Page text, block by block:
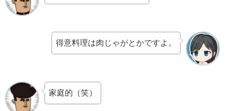
得意料理は肉じゃがとかですよ。
家庭的（笑）